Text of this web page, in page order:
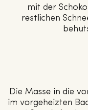
mit der
restlichen
Die Masse in die
im vorgeheizten